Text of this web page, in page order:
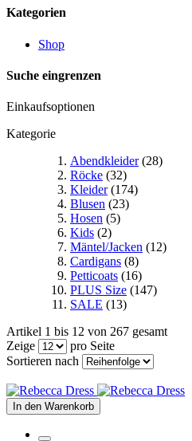
Kategorien
Shop
Suche eingrenzen
Einkaufsoptionen
Kategorie
Abendkleider(28)
Röcke (32)
Kleider(174)
Blusen (23)
Hosen (5)
Kids (2)
Mäntel/Jacken (12)
Cardigans (8)
Petticoats (16)
PLUS Size (147)
SALE (13)
Artikel 1 bis 12 von 267 gesamt
Zeige
pro Seite
Sortieren nach
In den Warenkorb